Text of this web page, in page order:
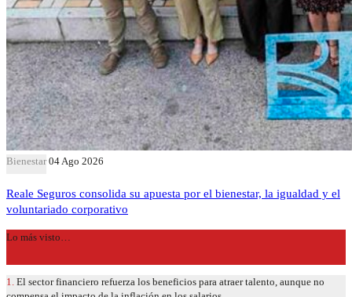
Bienestar 04 Ago 2026
Reale Seguros consolida su apuesta por el bienestar, la igualdad y el
voluntariado corporativo
Lo más visto…
1. El sector financiero refuerza los beneficios para atraer talento, aunque no